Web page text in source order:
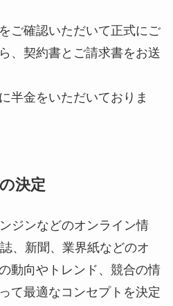
ご確認いただいて正式にご
、契約書とご請求書をお送
半金をいただいておりま
決定
ジンなどのオンライン情
、新聞、業界紙などのオ
動向やトレンド、競合の情
て最適なコンセプトを決定